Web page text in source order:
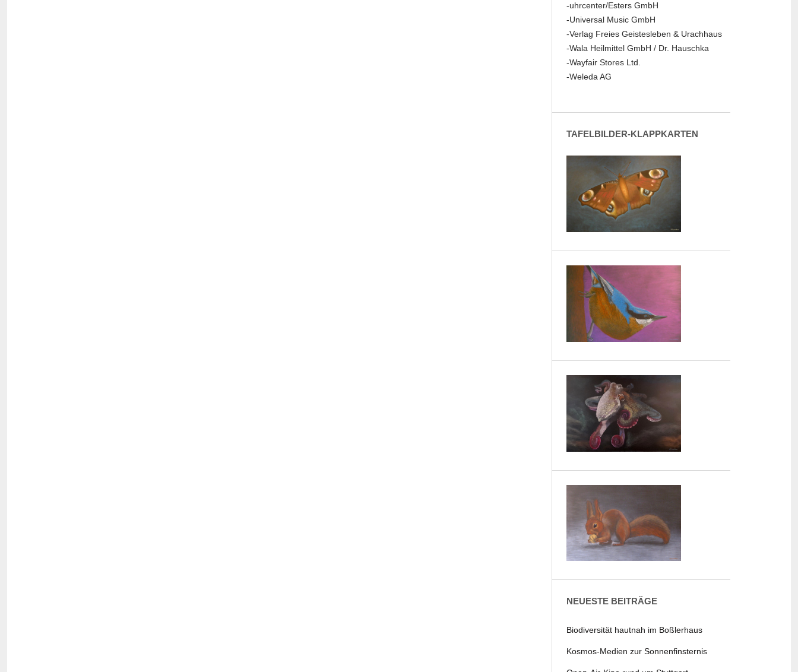
-uhrcenter/Esters GmbH
-Universal Music GmbH
-Verlag Freies Geistesleben & Urachhaus
-Wala Heilmittel GmbH / Dr. Hauschka
-Wayfair Stores Ltd.
-Weleda AG
TAFELBILDER-KLAPPKARTEN
NEUESTE BEITRÄGE
Biodiversität hautnah im Boßlerhaus
Kosmos-Medien zur Sonnenfinsternis